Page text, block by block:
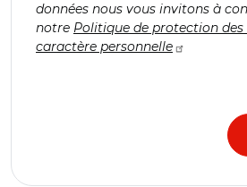
données nous vous invitons à
notre Politique de protection des
caractère personnelle